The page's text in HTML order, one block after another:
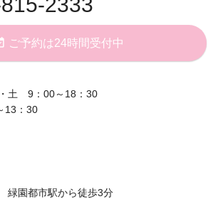
ご予約は24時間受付中
土 9：00～18：30
13：30
緑園都市駅から徒歩3分